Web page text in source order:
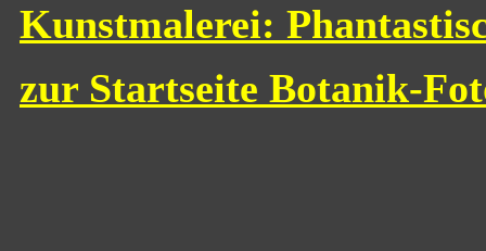
Kunstmalerei:
zur Startseite Botanik-